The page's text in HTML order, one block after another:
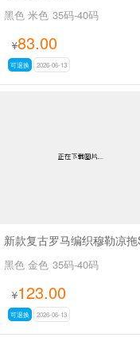
黑色 米色 35码-40码
¥83.00
可退换 2026-06-13
黑色 金色 35码-40码
¥123.00
可退换 2026-06-13